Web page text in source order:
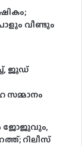
വീണ്ടും
ജൂഡ്
സമ്മാനം
ജോജുവും,
റിലീസ്